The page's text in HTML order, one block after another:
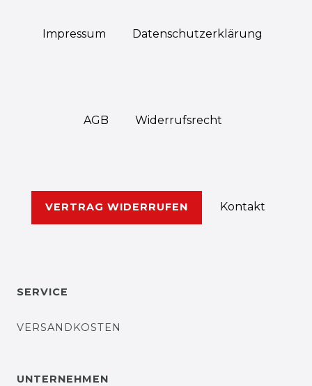
Impressum Daten­schutz­erklärung
AGB Widerrufs­recht
VERTRAG WIDERRUFEN Kontakt
SERVICE
VERSANDKOSTEN
UNTERNEHMEN